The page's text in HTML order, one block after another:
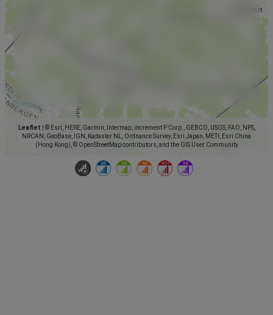
Leaflet
© Esri, HERE, Garmin, Intermap, increment P Corp., GEBCO, USGS, FAO, NPS,
NRCAN, GeoBase, IGN, Kadaster NL, Ordnance Survey, Esri Japan, METI, Esri China
(Hong Kong), © OpenStreetMap contributors, and the GIS User Community